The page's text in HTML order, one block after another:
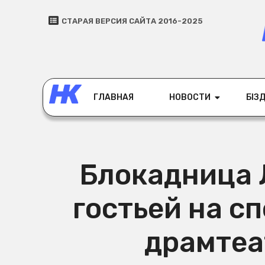
СТАРАЯ ВЕРСИЯ САЙТА 2016-2025
ГЛАВНАЯ НОВОСТИ
Блокадница
гостьей на